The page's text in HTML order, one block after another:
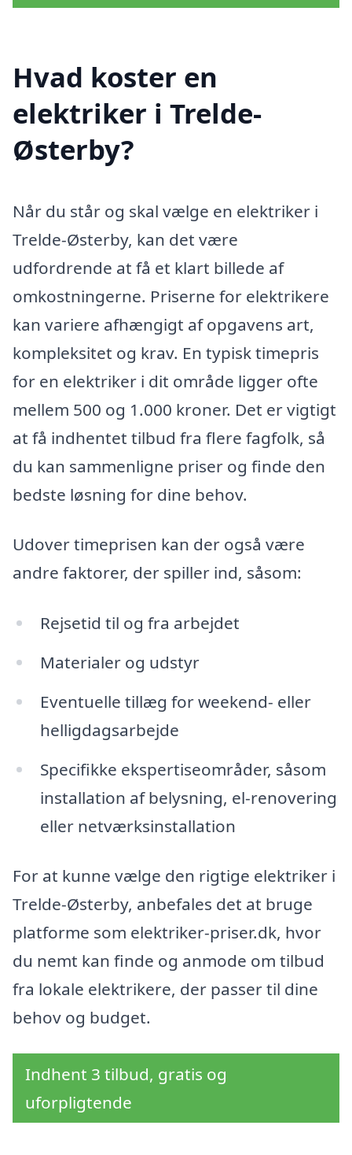
Hvad koster en
elektriker i Trelde-
Østerby?
Når du står og skal vælge en elektriker i
Trelde-Østerby, kan det være
udfordrende at få et klart billede af
omkostningerne. Priserne for elektrikere
kan variere afhængigt af opgavens art,
kompleksitet og krav. En typisk timepris
for en elektriker i dit område ligger ofte
mellem 500 og 1.000 kroner. Det er vigtigt
at få indhentet tilbud fra flere fagfolk, så
du kan sammenligne priser og finde den
bedste løsning for dine behov.
Udover timeprisen kan der også være
andre faktorer, der spiller ind, såsom:
Rejsetid til og fra arbejdet
Materialer og udstyr
Eventuelle tillæg for weekend- eller
helligdagsarbejde
Specifikke ekspertiseområder, såsom
installation af belysning, el-renovering
eller netværksinstallation
For at kunne vælge den rigtige elektriker i
Trelde-Østerby, anbefales det at bruge
platforme som elektriker-priser.dk, hvor
du nemt kan finde og anmode om tilbud
fra lokale elektrikere, der passer til dine
behov og budget.
Indhent 3 tilbud, gratis og
uforpligtende